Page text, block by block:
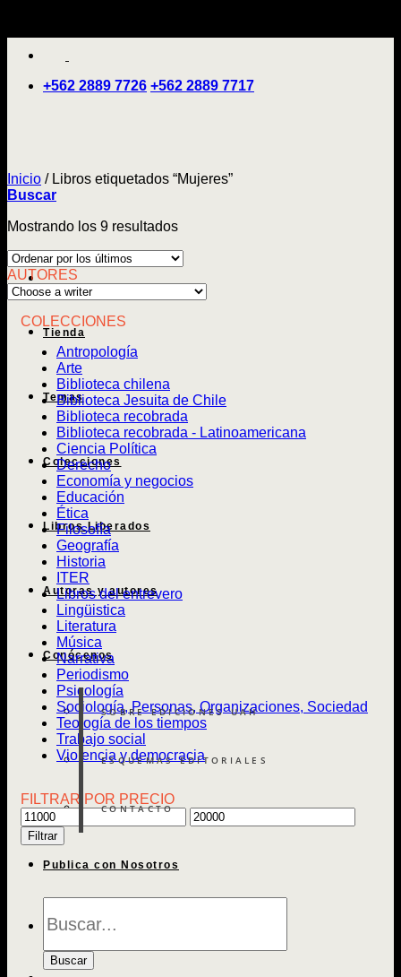
+562 2889 7726 +562 2889 7717
Tienda
Temas
Colecciones
Libros Liberados
Autoras y autores
Conócenos
SOBRE EDICIONES UAH
ESQUEMAS EDITORIALES
CONTACTO
Publica con Nosotros
de
Buscar
Inicio /Libros etiquetados “Mujeres”
Buscar
Mostrando los 9 resultadosOrdenado
los
AUTORES
COLECCIONES
Antropología
Arte
Biblioteca chilena
Biblioteca Jesuita de Chile
Biblioteca recobrada
Biblioteca recobrada - Latinoamericana
Ciencia Política
Derecho
Economía y negocios
Educación
Ética
Filosofía
Geografía
Historia
ITER
Libros del entrevero
Lingüistica
Literatura
Música
Narrativa
Periodismo
Psicología
Sociología, Personas, Organizaciones, Sociedad
Teología de los tiempos
Trabajo social
Violencia y democracia
FILTRAR POR PRECIO
Precio
mínimo
Precio
máximo
Filtrar